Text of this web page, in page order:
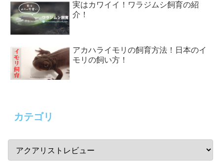
実はカワイイ！ワラジムシ飼育の紹
介！
アカハライモリの飼育方法！日本のイ
モリの飼い方！
カテゴリ